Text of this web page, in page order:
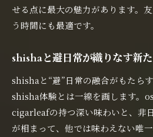
せる点に最大の魅力があります。
う時間にも最適です。
shishaと避日常が織りなす新
shishaと“避”日常の融合がもたら
shisha体験とは一線を画します。
cigarleafの持つ深い味わいと、非
が相まって、他では味わえない唯